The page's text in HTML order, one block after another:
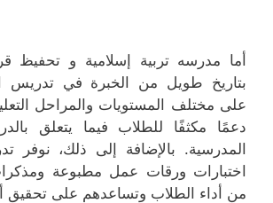
أما مدرسه تربية إسلامية و تحفيظ
بتاريخ طويل من الخبرة في تدريس
على مختلف المستويات والمراحل
دعمًا مكثفًا للطلاب فيما يتعلق
المدرسية. بالإضافة إلى ذلك، نوفر
اختبارات ورقات عمل مطبوعة
من أداء الطلاب وتساعدهم على تحقيق